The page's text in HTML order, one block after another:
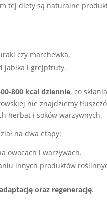
tej diety są naturalne
czy marchewka,
jabłka i grejpfruty.
800 kcal dziennie, co
nie znajdziemy
herbat i soków warzywnych.
na dwa etapy:
owocach i warzywach.
innych produktów
adaptację oraz regenerację.